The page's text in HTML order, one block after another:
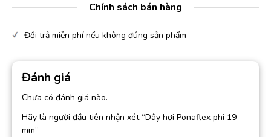
Chính sách bán hàng
Đổi trả miễn phí nếu không đúng sản phẩm
Đánh giá
Chưa có đánh giá nào.
Hãy là người đầu tiên nhận xét “Dây hơi Ponaflex phi 19
mm”